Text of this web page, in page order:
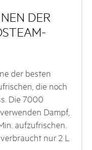
DER
der besten
die noch
Die 7000
Dampf,
aufzufrischen.
nur 2 L